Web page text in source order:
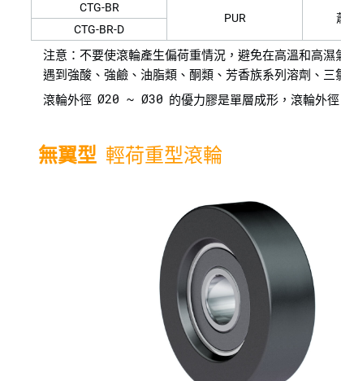
CTG-BR
PUR
CTG-BR-D
注意：不要使滾輪產生偏荷重情況，避免在高溫和高
遇到強酸、強鹼、油脂類、酮類、芳香族系列溶劑、
滾輪外徑 Ø20 ~ Ø30 的優力膠是單層成形，滾輪外徑
無翼型 輕荷重型滾輪